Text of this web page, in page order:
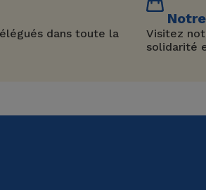
dans toute la
Visitez
solidarité